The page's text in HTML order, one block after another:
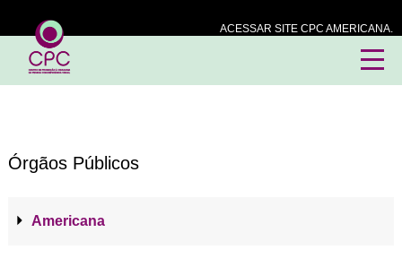
ACESSAR SITE CPC AMERICANA.
Órgãos Públicos
Americana